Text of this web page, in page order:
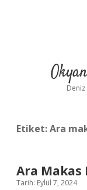
Etiket:Ara
Ara Makas
Tarih: Eylül 7, 2024